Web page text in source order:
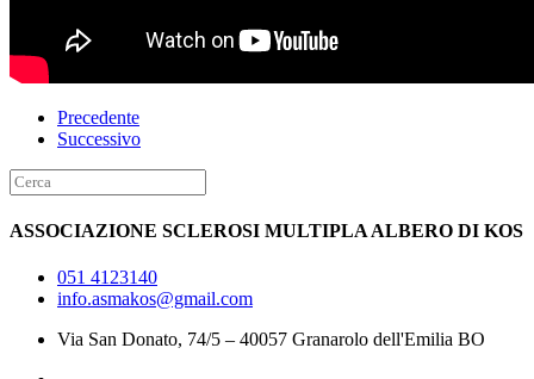
Precedente
Successivo
ASSOCIAZIONE SCLEROSI MULTIPLA ALBERO DI KOS
051 4123140
info.asmakos@gmail.com
Via San Donato, 74/5 – 40057 Granarolo dell'Emilia BO